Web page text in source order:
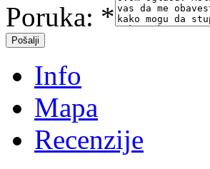
Poruka: *
Info
Mapa
Recenzije